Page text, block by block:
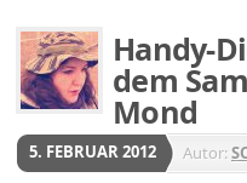
Handy-
dem
Mond
5. FEBRUAR 2012 Autor: